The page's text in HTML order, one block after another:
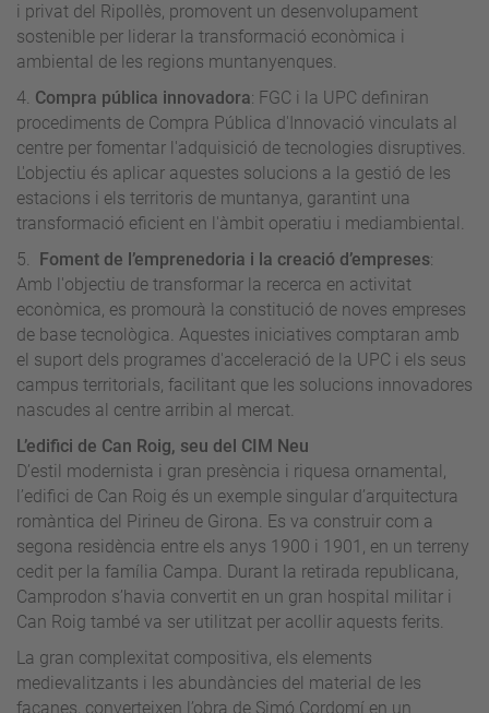
i privat del Ripollès, promovent un desenvolupament
sostenible per liderar la transformació econòmica i
ambiental de les regions muntanyenques.
4. Compra pública innovadora: FGC i la UPC definiran
procediments de Compra Pública d'Innovació vinculats al
centre per fomentar l'adquisició de tecnologies disruptives.
L'objectiu és aplicar aquestes solucions a la gestió de les
estacions i els territoris de muntanya, garantint una
transformació eficient en l'àmbit operatiu i mediambiental.
5.
Foment de l’emprenedoria i la creació d’empreses:
Amb l'objectiu de transformar la recerca en activitat
econòmica, es promourà la constitució de noves empreses
de base tecnològica. Aquestes iniciatives comptaran amb
el suport dels programes d'acceleració de la UPC i els seus
campus territorials, facilitant que les solucions innovadores
nascudes al centre arribin al mercat.
L’edifici de Can Roig, seu del CIM Neu
D’estil modernista i gran presència i riquesa ornamental,
l’edifici de Can Roig és un exemple singular d’arquitectura
romàntica del Pirineu de Girona. Es va construir com a
segona residència entre els anys 1900 i 1901, en un terreny
cedit per la família Campa. Durant la retirada republicana,
Camprodon s’havia convertit en un gran hospital militar i
Can Roig també va ser utilitzat per acollir aquests ferits.
La gran complexitat compositiva, els elements
medievalitzants i les abundàncies del material de les
façanes, converteixen l’obra de Simó Cordomí en un